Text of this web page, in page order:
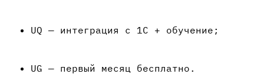
UQ — интеграция с 1С + обучение;
UG — первый месяц бесплатно.